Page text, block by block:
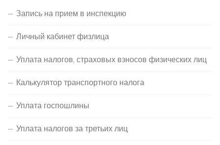
Запись на прием в инспекцию
Личный кабинет физлица
Уплата налогов, страховых взносов физических лиц
Калькулятор транспортного налога
Уплата госпошлины
Уплата налогов за третьих лиц